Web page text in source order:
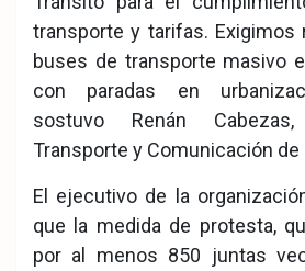
transporte y tarifas.
buses de transporte masivo
con paradas en
sostuvo Renán
Transporte y Comunicación de
El ejecutivo de la
que la medida de protesta,
por al menos 850 juntas